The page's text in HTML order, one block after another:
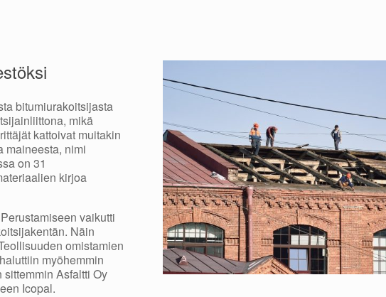
bitumiurakoitsijasta
mikä
kattoivat muitakin
maineesta, nimi
on 31
kirjoa
vaikutti
Näin
omistamien
myöhemmin
Asfaltti Oy
Icopal.